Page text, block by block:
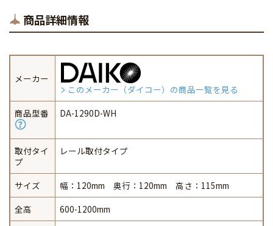
商品詳細情報
メーカー
このメーカー（ダイコー）の商品一覧を見る
商品型番
DA-1290D-WH
取付タイ
プ
レール取付タイプ
サイズ
幅：120mm 奥行：120mm 高さ：115mm
全高
600-1200mm